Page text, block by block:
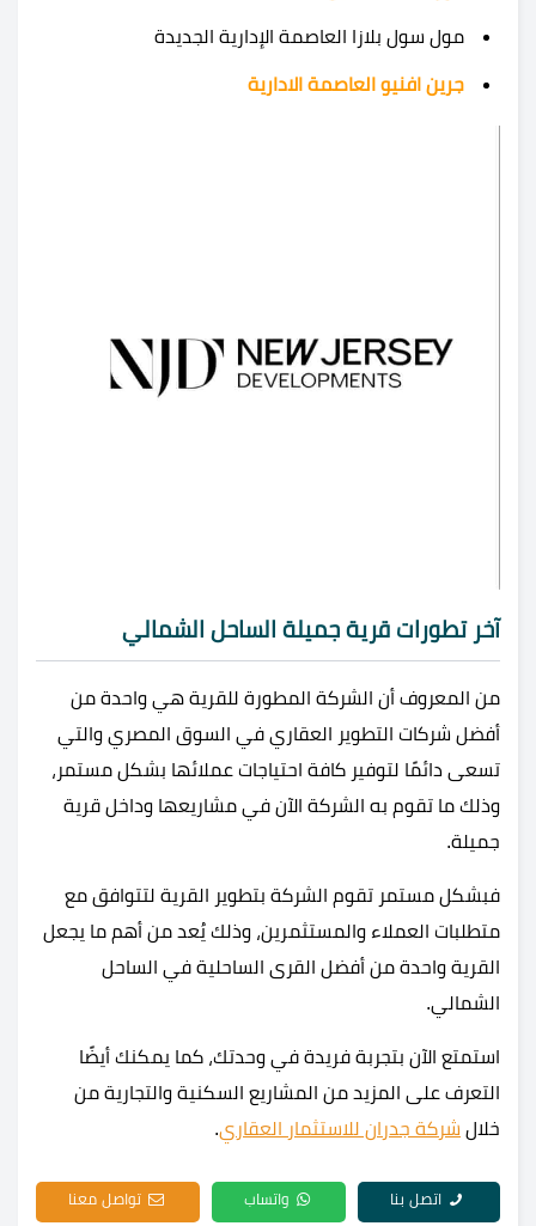
مول سول بلازا العاصمة الإدارية الجديدة
جرين افنيو العاصمة الادارية
آخر تطورات قرية جميلة الساحل الشمالي
من المعروف أن الشركة المطورة للقرية هي واحدة من
أفضل شركات التطوير العقاري في السوق المصري والتي
تسعى دائمًا لتوفير كافة احتياجات عملائها بشكل مستمر،
وذلك ما تقوم به الشركة الآن في مشاريعها وداخل قرية
جميلة.
فبشكل مستمر تقوم الشركة بتطوير القرية لتتوافق مع
متطلبات العملاء والمستثمرين، وذلك يُعد من أهم ما يجعل
القرية واحدة من أفضل القرى الساحلية في الساحل
الشمالي.
استمتع الآن بتجربة فريدة في وحدتك، كما يمكنك أيضًا
التعرف على المزيد من المشاريع السكنية والتجارية من
خلال شركة جدران للاستثمار العقاري.
اتصل بنا واتساب تواصل معنا